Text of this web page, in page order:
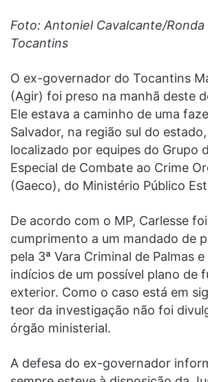
Foto: Antoniel Cavalcante/Ronda
Tocantins
O ex-governador do Tocantins
(Agir) foi preso na manhã deste
Ele estava a caminho de uma
Salvador, na região sul do
localizado por equipes do Grupo
Especial de Combate ao Crime
(Gaeco), do Ministério Público
De acordo com o MP, Carlesse
cumprimento a um mandado de
pela 3ª Vara Criminal de Palmas
indícios de um possível plano de
exterior. Como o caso está em
teor da investigação não foi
órgão ministerial.
A defesa do ex-governador